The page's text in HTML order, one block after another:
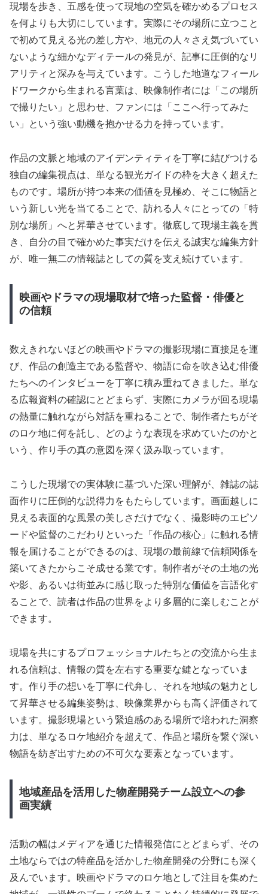
現場を歩き、五感を使って現地の空気を確かめるプロセス
を何よりも大切にしています。実際にその場所に立つこと
で初めて見える光の差し方や、地元の人々さえ気づいてい
ないような細かなディテールの発見が、記事に圧倒的なリ
アリティと深みを与えています。こうした地道なフィール
ドワークから生まれる言葉は、映像制作者には「この場所
で撮りたい」と思わせ、ファンには「ここへ行ってみた
い」という強い動機を抱かせる力を持っています。
作品の文脈と地域のアイデンティティを丁寧に結びつける
独自の編集視点は、単なる観光ガイドの枠を大きく超えた
ものです。場所が持つ本来の価値を見極め、そこに物語と
いう新しい光を当てることで、訪れる人々にとっての「特
別な場所」へと昇華させています。徹底して現場主義を貫
き、自分の目で確かめた事実だけを伝える誠実な編集方針
が、唯一無二の情報誌としての質を支え続けています。
映画やドラマの現場取材で培った監督・俳優と
の信頼
数えきれないほどの映画やドラマの撮影現場に直接足を運
び、作品の創造主である監督や、物語に命を吹き込む俳優
たちへのインタビューを丁寧に積み重ねてきました。単な
る広報資料の確認にとどまらず、実際にカメラが回る現場
の熱量に触れながら対話を重ねることで、制作者たちがそ
のロケ地に何を託し、どのような表現を求めていたのかと
いう、作り手の真の意図を深く汲み取っています。
こうした現場での実体験に基づいた深い理解が、雑誌の誌
面作りに圧倒的な説得力をもたらしています。画面越しに
見える表面的な風景の美しさだけでなく、撮影時のエピソ
ードや監督のこだわりといった「作品の核心」に触れる情
報を届けることができるのは、現場の最前線で信頼関係を
築いてきたからこそ成せる業です。制作者がその土地の光
や影、あるいは街並みに感じ取った特別な価値を言語化す
ることで、読者は作品の世界をより多層的に楽しむことが
できます。
現場を共にするプロフェッショナルたちとの交流から生ま
れる信頼は、情報の質を左右する重要な鍵となっていま
す。作り手の想いを丁寧に代弁し、それを地域の魅力とし
て昇華させる編集姿勢は、映像業界からも高く評価されて
います。撮影現場という緊迫感のある場所で培われた洞察
力は、単なるロケ地紹介を超えて、作品と場所を繋ぐ深い
物語を紡ぎ出すための不可欠な要素となっています。
地域産品を活用した物産開発チーム設立への参
画実績
活動の幅はメディアを通じた情報発信にとどまらず、その
土地ならではの特産品を活かした物産開発の分野にも深く
及んでいます。映画やドラマのロケ地として注目を集めた